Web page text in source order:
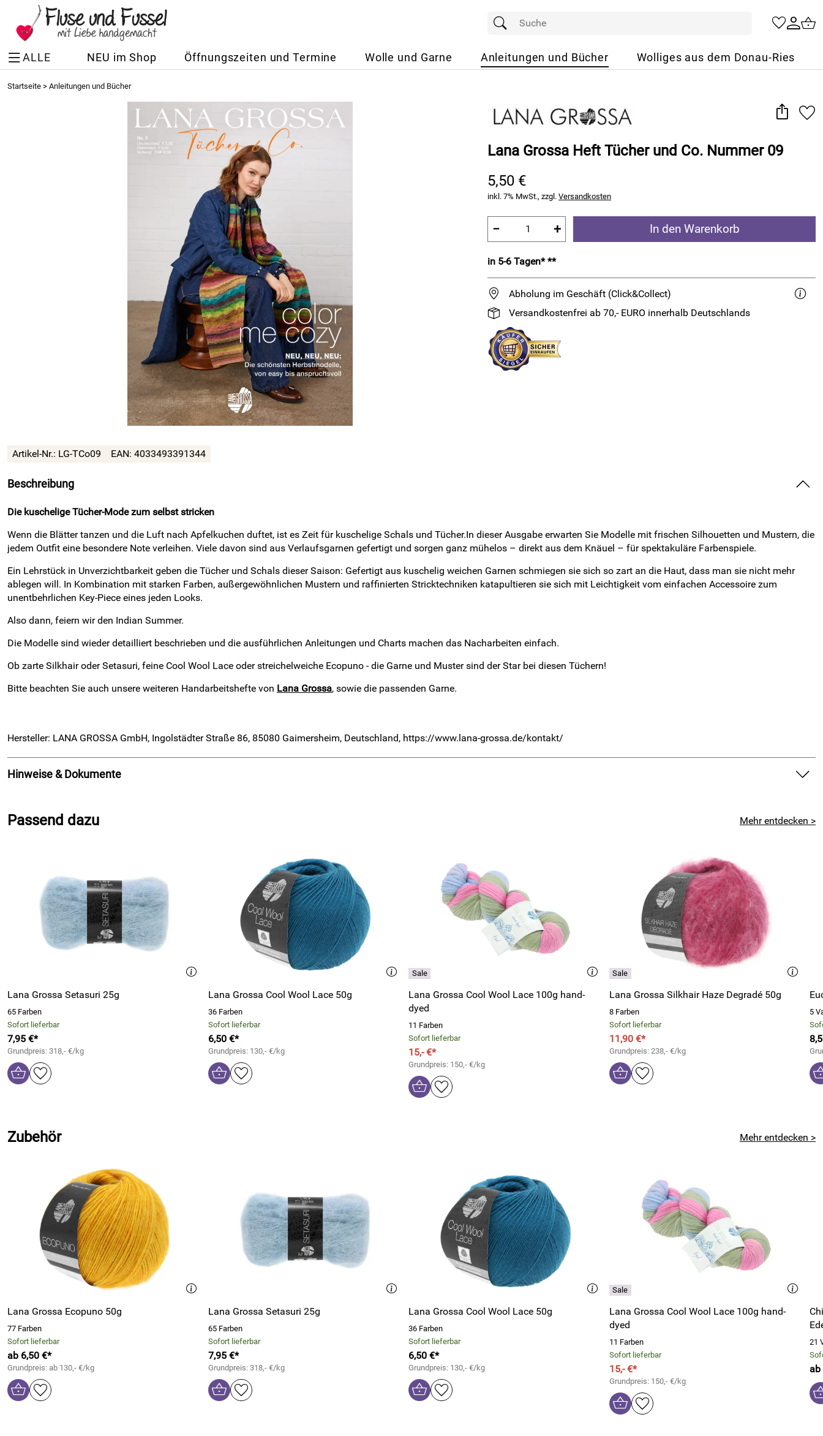
ALLE NEU im Shop Öffnungszeiten und Termine Wolle und Garne Anleitungen und Bücher Wolliges aus dem Donau-Ries
Startseite > Anleitungen und Bücher
Lana Grossa Heft Tücher und Co. Nummer 09
5,50 €
inkl. 7% MwSt., zzgl. Versandkosten
− + In den Warenkorb
in 5-6 Tagen* **
Abholung im Geschäft (Click&Collect)
Versandkostenfrei ab 70,- EURO innerhalb Deutschlands
Artikel-Nr.: LG-TCo09 EAN: 4033493391344
Beschreibung
Die kuschelige Tücher-Mode zum selbst stricken
Wenn die Blätter tanzen und die Luft nach Apfelkuchen duftet, ist es Zeit für kuschelige Schals und Tücher.In dieser Ausgabe erwarten Sie Modelle mit frischen Silhouetten und Mustern, die
jedem Outfit eine besondere Note verleihen. Viele davon sind aus Verlaufsgarnen gefertigt und sorgen ganz mühelos – direkt aus dem Knäuel – für spektakuläre Farbenspiele.
Ein Lehrstück in Unverzichtbarkeit geben die Tücher und Schals dieser Saison: Gefertigt aus kuschelig weichen Garnen schmiegen sie sich so zart an die Haut, dass man sie nicht mehr
ablegen will. In Kombination mit starken Farben, außergewöhnlichen Mustern und raffinierten Stricktechniken katapultieren sie sich mit Leichtigkeit vom einfachen Accessoire zum
unentbehrlichen Key-Piece eines jeden Looks.
Also dann, feiern wir den Indian Summer.
Die Modelle sind wieder detailliert beschrieben und die ausführlichen Anleitungen und Charts machen das Nacharbeiten einfach.
Ob zarte Silkhair oder Setasuri, feine Cool Wool Lace oder streichelweiche Ecopuno - die Garne und Muster sind der Star bei diesen Tüchern!
Bitte beachten Sie auch unsere weiteren Handarbeitshefte von Lana Grossa, sowie die passenden Garne.
Hersteller: LANA GROSSA GmbH, Ingolstädter Straße 86, 85080 Gaimersheim, Deutschland, https://www.lana-grossa.de/kontakt/
Hinweise & Dokumente
Passend dazu Mehr entdecken >
Lana Grossa Setasuri 25g
65 Farben
Sofort lieferbar
7,95 €*
Grundpreis: 318,- €/kg
Lana Grossa Cool Wool Lace 50g
36 Farben
Sofort lieferbar
6,50 €*
Grundpreis: 130,- €/kg
Lana Grossa Cool Wool Lace 100g hand-
dyed
11 Farben
Sofort lieferbar
15,- €*
Grundpreis: 150,- €/kg
Lana Grossa Silkhair Haze Degradé 50g
8 Farben
Sofort lieferbar
11,90 €*
Grundpreis: 238,- €/kg
5
Zubehör Mehr entdecken >
Lana Grossa Ecopuno 50g
77 Farben
Sofort lieferbar
ab 6,50 €*
Grundpreis: ab 130,- €/kg
Lana Grossa Setasuri 25g
65 Farben
Sofort lieferbar
7,95 €*
Grundpreis: 318,- €/kg
Lana Grossa Cool Wool Lace 50g
36 Farben
Sofort lieferbar
6,50 €*
Grundpreis: 130,- €/kg
Lana Grossa Cool Wool Lace 100g hand-
dyed
11 Farben
Sofort lieferbar
15,- €*
Grundpreis: 150,- €/kg
21
ab